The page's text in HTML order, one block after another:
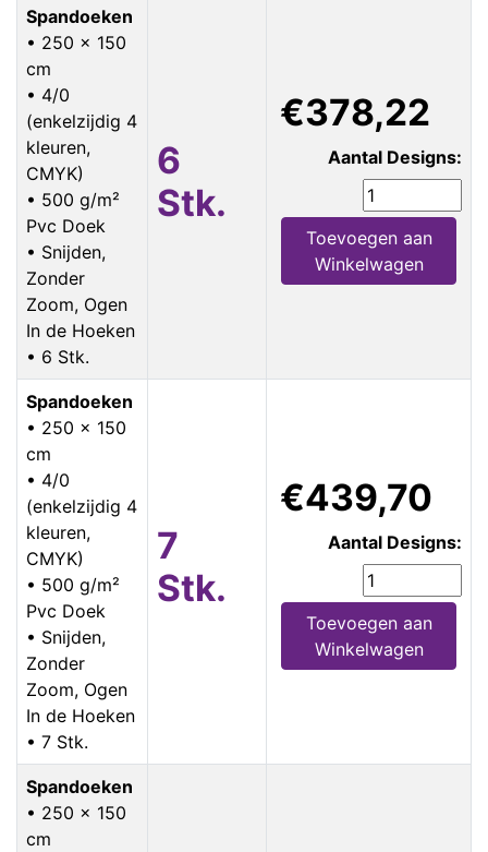
Spandoeken
• 250 x 150
cm
• 4/0
(enkelzijdig 4
kleuren,
CMYK)
• 500 g/m²
Pvc Doek
• Snijden,
Zonder
Zoom, Ogen
In de Hoeken
• 6 Stk.
6
Stk.
€378,22
Aantal Designs:
Toevoegen aan
Winkelwagen
Spandoeken
• 250 x 150
cm
• 4/0
(enkelzijdig 4
kleuren,
CMYK)
• 500 g/m²
Pvc Doek
• Snijden,
Zonder
Zoom, Ogen
In de Hoeken
• 7 Stk.
7
Stk.
€439,70
Aantal Designs:
Toevoegen aan
Winkelwagen
Spandoeken
• 250 x 150
cm